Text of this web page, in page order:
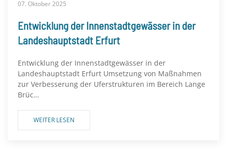
07. Oktober 2025
Entwicklung der Innenstadtgewässer in der
Landeshauptstadt Erfurt
Entwicklung der Innenstadtgewässer in der
Landeshauptstadt Erfurt Umsetzung von Maßnahmen
zur Verbesserung der Uferstrukturen im Bereich Lange
Brüc…
WEITER LESEN